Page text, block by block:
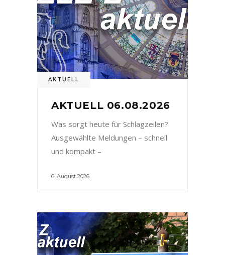
AKTUELL
AKTUELL 06.08.2026
Was sorgt heute für Schlagzeilen?
Ausgewählte Meldungen – schnell
und kompakt –
6. August 2026